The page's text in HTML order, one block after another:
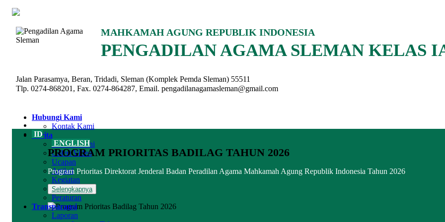
MAHKAMAH AGUNG REPUBLIK INDONESIA
PENGADILAN AGAMA SLEMAN KELAS
Jalan Parasamya, Beran, Tridadi, Sleman (Komplek Pemda Sleman) 55511
Tlp. 0274-868201, Fax. 0274-864287, Email. pengadilanagamasleman@gmail.com
Hubungi Kami
Kontak Kami
Berita
Berita Terkini
Galeri Video
Ucapan
Artikel
Kegiatan
Pengumuman
Peraturan
Transparansi
Laporan
ID
ENGLISH
PROGRAM PRIORITAS BADILAG TAHUN 2026
Program Prioritas Direktorat Jenderal Badan Peradilan Agama Mahkamah Agung Republik Indonesia Tahun 2026
Selengkapnya